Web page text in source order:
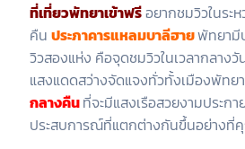
ที่เที่ยวพัทยาเข้าฟรีอยากชมวิวในระ
คืน ประภาคารแหลมบาลีฮายพัทยามี
วิวสองแห่ง คือจุดชมวิวในเวลากลาง
แสงแดดสว่างจัดแจงทั่วทั้งเมืองพัทย
กลางคืนที่จะมีแสงเรือสวยงามประก
ประสบการณ์ที่แตกต่างกันขึ้นอย่างที่